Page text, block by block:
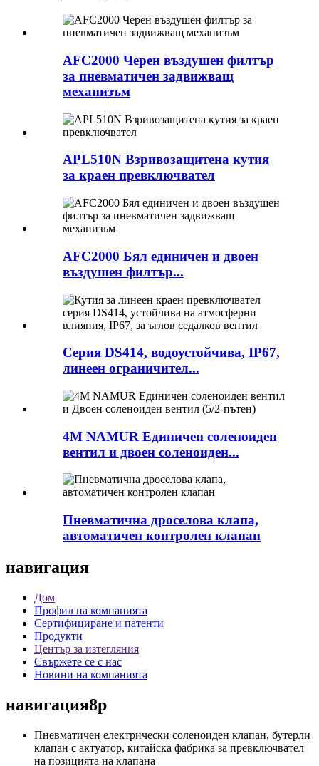
AFC2000 Черен въздушен филтър
за пневматичен задвижващ
механизъм
APL510N Взривозащитена кутия
за краен превключвател
AFC2000 Бял единичен и двоен
въздушен филтър...
Серия DS414, водоустойчива, IP67,
линеен ограничител...
4M NAMUR Единичен соленоиден
вентил и двоен соленоиден...
Пневматична дроселова клапа,
автоматичен контролен клапан
навигация
Дом
Профил на компанията
Сертифициране и патенти
Продукти
Център за изтегляния
Свържете се с нас
Новини на компанията
навигация8p
Пневматичен електрически соленоиден клапан, бутерли
клапан с актуатор, китайска фабрика за превключвател
на позицията на клапана